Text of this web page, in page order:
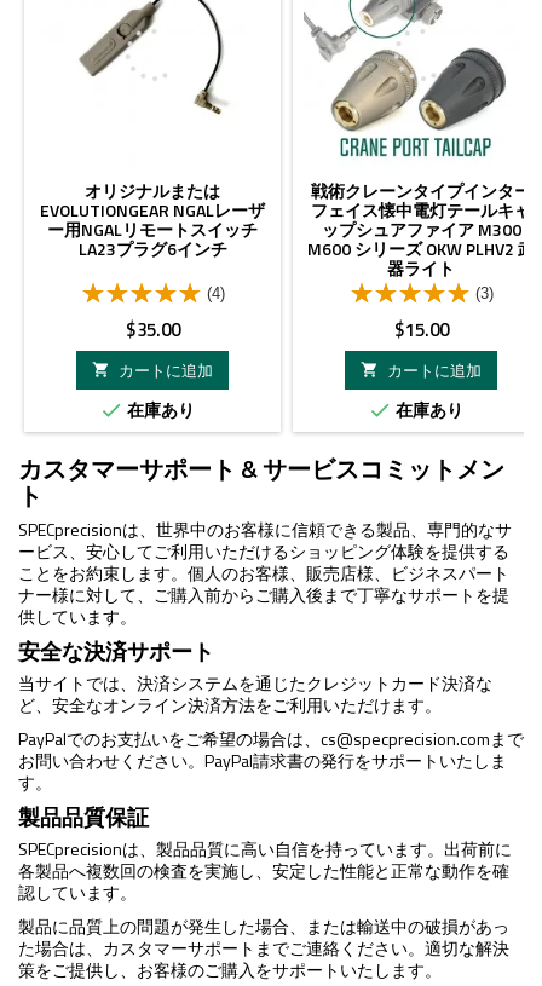
オリジナルまたは
EVOLUTIONGEAR NGALレーザ
ー用NGALリモートスイッチ
LA23プラグ6インチ
(4)
価
格
$35.00

カートに追加
 在庫あり
戦術クレーンタイプインター
フェイス懐中電灯テールキャ
ップシュアファイア M300
M600 シリーズ OKW PLHV2 武
器ライト
(3)
価
格
$15.00

カートに追加
 在庫あり
カスタマーサポート & サービスコミットメン
ト
SPECprecisionは、世界中のお客様に信頼できる製品、専門的なサ
ービス、安心してご利用いただけるショッピング体験を提供する
ことをお約束します。個人のお客様、販売店様、ビジネスパート
ナー様に対して、ご購入前からご購入後まで丁寧なサポートを提
供しています。
安全な決済サポート
当サイトでは、決済システムを通じたクレジットカード決済な
ど、安全なオンライン決済方法をご利用いただけます。
PayPalでのお支払いをご希望の場合は、 cs@specprecision.comまで
お問い合わせください。PayPal請求書の発行をサポートいたしま
す。
製品品質保証
SPECprecisionは、製品品質に高い自信を持っています。出荷前に
各製品へ複数回の検査を実施し、安定した性能と正常な動作を確
認しています。
製品に品質上の問題が発生した場合、または輸送中の破損があっ
た場合は、カスタマーサポートまでご連絡ください。適切な解決
策をご提供し、お客様のご購入をサポートいたします。